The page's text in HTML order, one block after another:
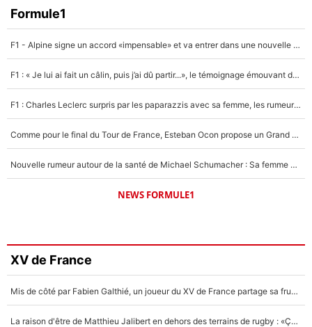
Formule1
F1 - Alpine signe un accord «impensable» et va entrer dans une nouvelle dimension : Grande nouvelle pour Pierre Gasly !
F1 : « Je lui ai fait un câlin, puis j’ai dû partir...», le témoignage émouvant de Max Verstappen sur sa fille
F1 : Charles Leclerc surpris par les paparazzis avec sa femme, les rumeurs étaient vraies !
Comme pour le final du Tour de France, Esteban Ocon propose un Grand Prix de Formule 1 à Paris : «Autour de l’Arc de Triomphe, ce serait génial» !
Nouvelle rumeur autour de la santé de Michael Schumacher : Sa femme Corinna sort du silence
NEWS FORMULE1
XV de France
Mis de côté par Fabien Galthié, un joueur du XV de France partage sa frustration : «ils ne me l’ont pas dit tout de suite»
La raison d'être de Matthieu Jalibert en dehors des terrains de rugby : «Ça m'atteint autant que si tu touches à un membre de ma famille»